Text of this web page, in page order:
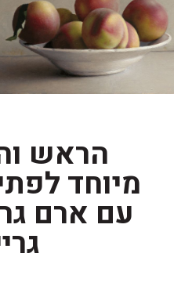
הראש
מיוחד
עם ארם